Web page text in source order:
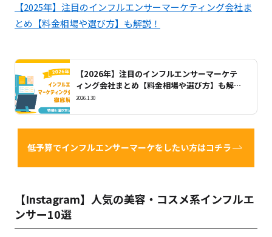
【2025年】注目のインフルエンサーマーケティング会社ま
とめ【料金相場や選び方】も解説！
【2026年】注目のインフルエンサーマーケテ
ィング会社まとめ【料金相場や選び方】も解
説！
2026.1.30
低予算でインフルエンサーマーケをしたい方はコチラ
【Instagram】人気の美容・コスメ系インフルエ
ンサー10選